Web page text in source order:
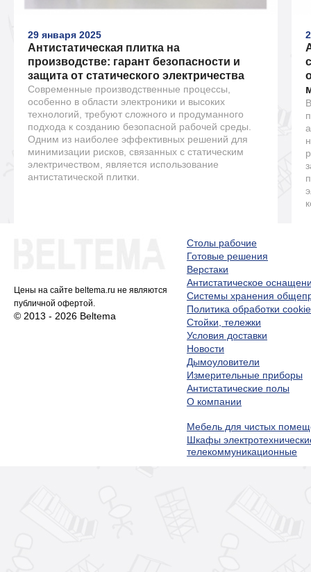
29 января 2025
Антистатическая плитка на
производстве: гарант безопасности и
защита от статического электричества
Современные производственные процессы,
особенно в области электроники и высоких
технологий, требуют сложного и продуманного
подхода к созданию безопасной рабочей среды.
Одним из наиболее эффективных решений для
минимизации рисков, связанных с статическим
электричеством, является использование
антистатической плитки.
Цены на сайте beltema.ru не являются
публичной офертой.
© 2013 - 2026 Beltema
Столы рабочие
Готовые решения
Верстаки
Антистатическое
Системы хранения
Политика обработки cookie
Стойки, тележки
Условия доставки
Новости
Дымоуловители
Измерительные приборы
Антистатические полы
О компании
Мебель для чистых
Шкафы
телекоммуникационные